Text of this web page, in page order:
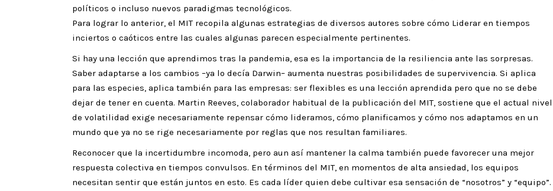
políticos o incluso nuevos paradigmas tecnológicos.
Para lograr lo anterior, el MIT recopila algunas estrategias de diversos autores sobre cómo Liderar en tiempos
inciertos o caóticos entre las cuales algunas parecen especialmente pertinentes.
Si hay una lección que aprendimos tras la pandemia, esa es la importancia de la resiliencia ante las sorpresas.
Saber adaptarse a los cambios –ya lo decía Darwin– aumenta nuestras posibilidades de supervivencia. Si aplica
para las especies, aplica también para las empresas: ser flexibles es una lección aprendida pero que no se debe
dejar de tener en cuenta. Martin Reeves, colaborador habitual de la publicación del MIT, sostiene que el actual nivel
de volatilidad exige necesariamente repensar cómo lideramos, cómo planificamos y cómo nos adaptamos en un
mundo que ya no se rige necesariamente por reglas que nos resultan familiares.
Reconocer que la incertidumbre incomoda, pero aun así mantener la calma también puede favorecer una mejor
respuesta colectiva en tiempos convulsos. En términos del MIT, en momentos de alta ansiedad, los equipos
necesitan sentir que están juntos en esto. Es cada líder quien debe cultivar esa sensación de “nosotros” y “equipo”.